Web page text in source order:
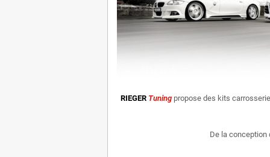
RIEGER Tuning propose des kits
De la conception